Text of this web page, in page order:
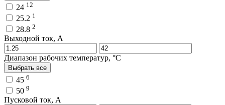
24 12
25.2 1
28.8 2
Выходной ток, A
Диапазон рабочих температур, °C
Выбрать все
45 6
50 9
Пусковой ток, A